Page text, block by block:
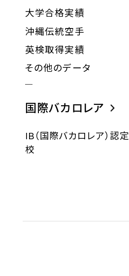
大学合格実績
沖縄伝統空手
英検取得実績
その他のデータ
国際バカロレア
IB（国際バカロレア）認定
校